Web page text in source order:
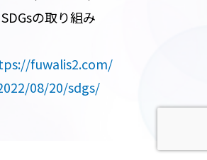
SDGsの取り組み
fuwalis2.com/
08/20/sdgs/